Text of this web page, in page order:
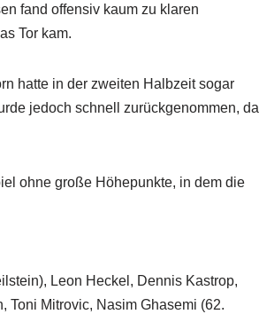
fand offensiv kaum zu klaren
Tor kam.
hatte in der zweiten Halbzeit sogar
jedoch schnell zurückgenommen, da
ohne große Höhepunkte, in dem die
Leon Heckel, Dennis Kastrop,
Toni Mitrovic, Nasim Ghasemi (62.